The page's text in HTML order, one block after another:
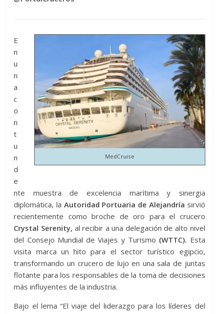
MedCruise
E
n
u
n
a
c
o
n
t
u
n
d
e
nte muestra de excelencia marítima y sinergia
diplomática, la Autoridad Portuaria de Alejandría sirvió
recientemente como broche de oro para el crucero
Crystal Serenity, al recibir a una delegación de alto nivel
del Consejo Mundial de Viajes y Turismo (WTTC). Esta
visita marca un hito para el sector turístico egipcio,
transformando un crucero de lujo en una sala de juntas
flotante para los responsables de la toma de decisiones
más influyentes de la industria.
Bajo el lema “El viaje del liderazgo para los líderes del